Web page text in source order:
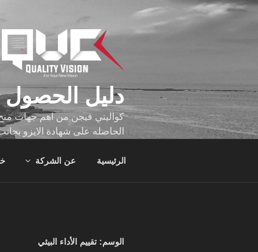
التجاوز
دليل الحصول
كواليتي فيجن من اهم جهات منح
الحاصله على شهادة الايزو
الرئيسية عن الشركة
الوسم: تقييم الأداء البيئي